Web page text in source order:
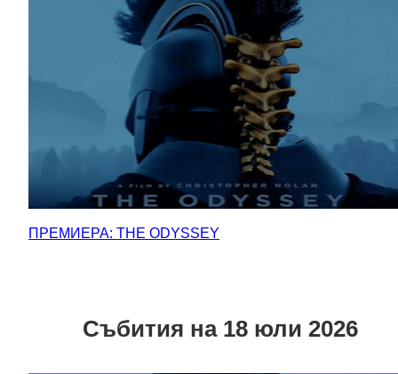
ПРЕМИЕРА: THE ODYSSEY
Събития на 18 юли 2026